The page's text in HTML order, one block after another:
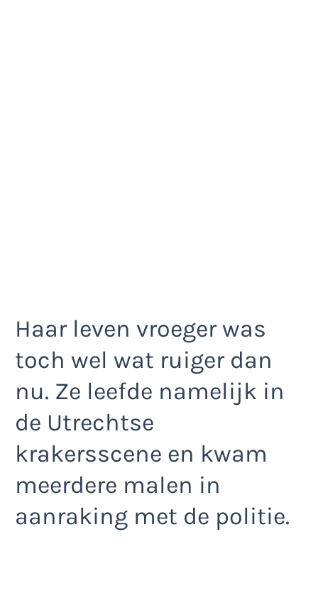
Haar leven vroeger was
toch wel wat ruiger dan
nu. Ze leefde namelijk in
de Utrechtse
krakersscene en kwam
meerdere malen in
aanraking met de politie.